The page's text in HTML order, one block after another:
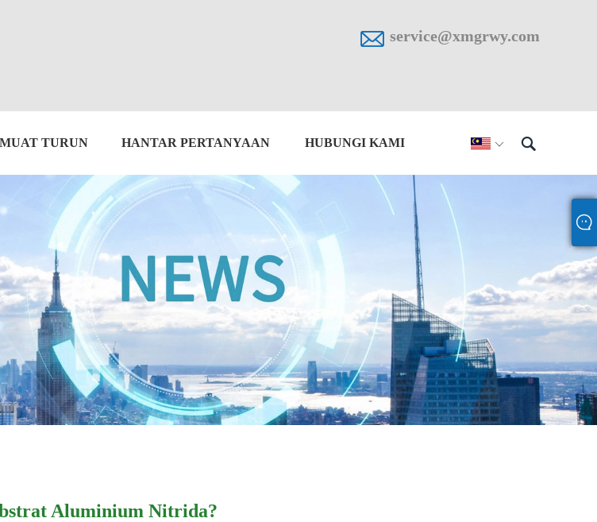
 service@xmgrwy.com
 
MUAT TURUN HANTAR PERTANYAAN HUBUNGI KAMI
Aluminium Nitrida?